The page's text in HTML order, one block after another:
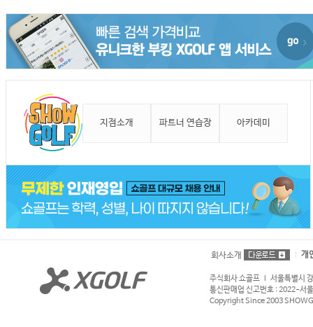
지점소개 파트너 연습장 아카데미
회사소개 개
주식회사 쇼골프 l 서울특별시
통신판매업 신고번호 : 2022-
Copyright Since 2003